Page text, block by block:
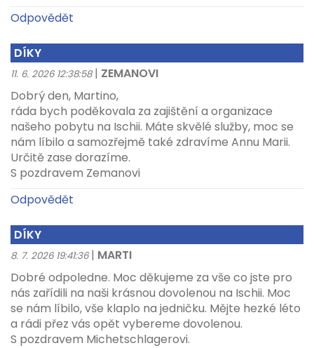
Odpovědět
DÍKY
11. 6. 2026 12:38:58 | ZEMANOVI
Dobrý den, Martino,
ráda bych poděkovala za zajištění a organizace
našeho pobytu na Ischii. Máte skvělé služby, moc se
nám líbilo a samozřejmě také zdravíme Annu Marii.
Určitě zase dorazíme.
S pozdravem Zemanovi
Odpovědět
DÍKY
8. 7. 2026 19:41:36 | MARTI
Dobré odpoledne. Moc děkujeme za vše co jste pro
nás zařídili na naši krásnou dovolenou na Ischii. Moc
se nám líbilo, vše klaplo na jedničku. Mějte hezké léto
a rádi přez vás opět vybereme dovolenou.
S pozdravem Michetschlagerovi.